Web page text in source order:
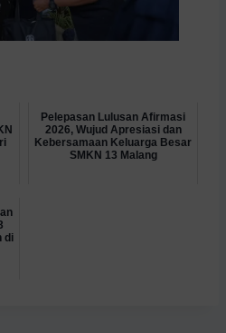
Pelepasan Lulusan Afirmasi
2026, Wujud Apresiasi dan
Kebersamaan Keluarga Besar
SMKN 13 Malang
di